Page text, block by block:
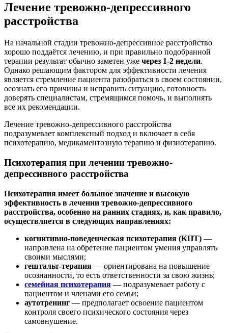
Лечение тревожно-депрессивного
расстройства
На начальной стадии тревожно-депрессивное расстройство
хорошо поддаётся лечению, и при правильно подобранной
терапии результат обычно заметен уже через 1-2 недели.
Однако решающим фактором для эффективности лечения
является стремление пациента разобраться в своем состоянии,
осознать его причины и исправить ситуацию, готовность
доверять специалистам, стремящимся помочь, и выполнять
все их рекомендации.
Лечение тревожно-депрессивного расстройства
подразумевает комплексный подход и включает в себя
психотерапию, медикаментозную терапию и физиотерапию.
Психотерапия при лечении тревожно-
депрессивного расстройства
Психотерапия имеет большое значение и высокую
эффективность в лечении тревожно-депрессивного
расстройства, особенно на ранних стадиях, и, как правило,
осуществляется в следующих направлениях:
когнитивно-поведенческая психотерапия (КПТ) —
направлена на обретение пациентом умения управлять
своими мыслями;
гештальт-терапия — ориентирована на повышение
осознанности, то есть ответственности за свою жизнь;
семейная психотерапия — подразумевает работу с
пациентом и членами его семьи;
аутотренинг — предполагает освоение пациентом
контроля своего психического состояния через
самовнушение.